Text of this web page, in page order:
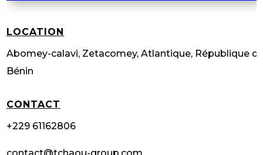
LOCATION
Abomey-calavi, Zetacomey, Atlantique, République
Bénin
CONTACT
+229 61162806